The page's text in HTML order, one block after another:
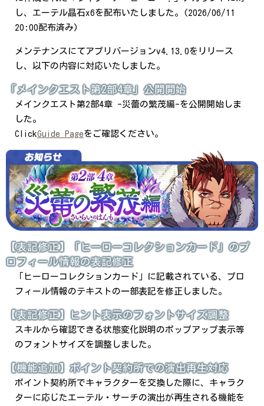
し、エーテル晶石x6を配布いたしました。(2026/06/11
20:00配布済み)
メンテナンスにてアプリバージョンv4.13.0をリリース
し、以下の内容に対応いたしました。
「メインクエスト第2部4章」公開開始
メインクエスト第2部4章 -災蕾の繁茂編-を公開開始しま
した。
ClickGuide Pageをご確認ください。
【表記修正】「ヒーローコレクションカード」のプ
ロフィール情報の表記修正
「ヒーローコレクションカード」に記載されている、プロ
フィール情報のテキストの一部表記を修正しました。
【表記修正】ヒント表示のフォントサイズ調整
スキルから確認できる状態変化説明のポップアップ表示等
のフォントサイズを調整しました。
【機能追加】ポイント契約所での演出再生対応
ポイント契約所でキャラクターを交換した際に、キャラク
ターに応じたエーテル・サーチの演出が再生される機能を